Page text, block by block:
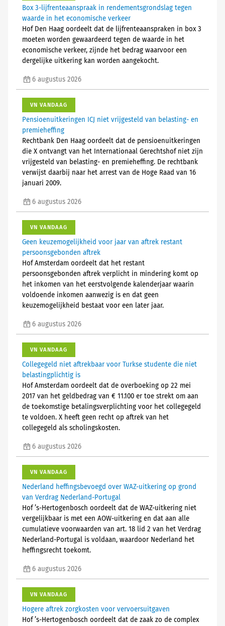
Box 3-lijfrenteaanspraak in rendementsgrondslag tegen
waarde in het economische verkeer
Hof Den Haag oordeelt dat de lijfrenteaanspraken in box 3
moeten worden gewaardeerd tegen de waarde in het
economische verkeer, zijnde het bedrag waarvoor een
dergelijke uitkering kan worden aangekocht.
6 augustus 2026
VN VANDAAG
Pensioenuitkeringen ICJ niet vrijgesteld van belasting- en
premieheffing
Rechtbank Den Haag oordeelt dat de pensioenuitkeringen
die X ontvangt van het Internationaal Gerechtshof niet zijn
vrijgesteld van belasting- en premieheffing. De rechtbank
verwijst daarbij naar het arrest van de Hoge Raad van 16
januari 2009.
6 augustus 2026
VN VANDAAG
Geen keuzemogelijkheid voor jaar van aftrek restant
persoonsgebonden aftrek
Hof Amsterdam oordeelt dat het restant
persoonsgebonden aftrek verplicht in mindering komt op
het inkomen van het eerstvolgende kalenderjaar waarin
voldoende inkomen aanwezig is en dat geen
keuzemogelijkheid bestaat voor een later jaar.
6 augustus 2026
VN VANDAAG
Collegegeld niet aftrekbaar voor Turkse studente die niet
belastingplichtig is
Hof Amsterdam oordeelt dat de overboeking op 22 mei
2017 van het geldbedrag van € 11.100 er toe strekt om aan
de toekomstige betalingsverplichting voor het collegegeld
te voldoen. X heeft geen recht op aftrek van het
collegegeld als scholingskosten.
6 augustus 2026
VN VANDAAG
Nederland heffingsbevoegd over WAZ-uitkering op grond
van Verdrag Nederland-Portugal
Hof ’s-Hertogenbosch oordeelt dat de WAZ-uitkering niet
vergelijkbaar is met een AOW-uitkering en dat aan alle
cumulatieve voorwaarden van art. 18 lid 2 van het Verdrag
Nederland-Portugal is voldaan, waardoor Nederland het
heffingsrecht toekomt.
6 augustus 2026
VN VANDAAG
Hogere aftrek zorgkosten voor vervoersuitgaven
Hof ’s-Hertogenbosch oordeelt dat de zaak zo de complex